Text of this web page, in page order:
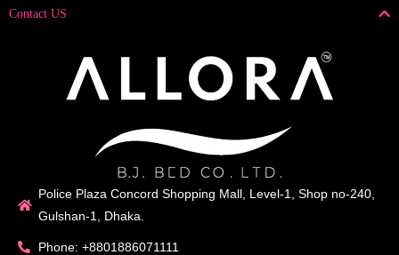
Contact US
Police Plaza Concord Shopping Mall, Level-1, Shop no-240,
Gulshan-1, Dhaka.
Phone: +8801886071111